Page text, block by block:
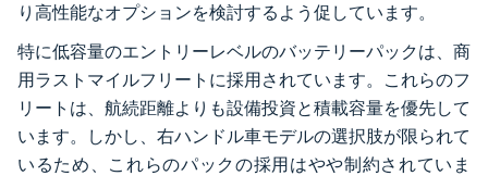
り高性能なオプションを検討するよう促しています。
特に低容量のエントリーレベルのバッテリーパックは、商
用ラストマイルフリートに採用されています。これらのフ
リートは、航続距離よりも設備投資と積載容量を優先して
います。しかし、右ハンドル車モデルの選択肢が限られて
いるため、これらのパックの採用はやや制約されていま